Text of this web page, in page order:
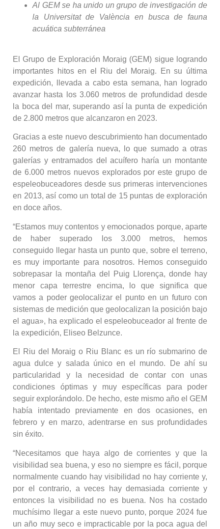
Al GEM se ha unido un grupo de investigación de
la Universitat de València en busca de fauna
acuática subterránea
El Grupo de Exploración Moraig (GEM) sigue logrando
importantes hitos en el Riu del Moraig. En su última
expedición, llevada a cabo esta semana, han logrado
avanzar hasta los 3.060 metros de profundidad desde
la boca del mar, superando así la punta de expedición
de 2.800 metros que alcanzaron en 2023.
Gracias a este nuevo descubrimiento han documentado
260 metros de galería nueva, lo que sumado a otras
galerías y entramados del acuífero haría un montante
de 6.000 metros nuevos explorados por este grupo de
espeleobuceadores desde sus primeras intervenciones
en 2013, así como un total de 15 puntas de exploración
en doce años.
“Estamos muy contentos y emocionados porque, aparte
de haber superado los 3.000 metros, hemos
conseguido llegar hasta un punto que, sobre el terreno,
es muy importante para nosotros. Hemos conseguido
sobrepasar la montaña del Puig Llorença, donde hay
menor capa terrestre encima, lo que significa que
vamos a poder geolocalizar el punto en un futuro con
sistemas de medición que geolocalizan la posición bajo
el agua», ha explicado el espeleobuceador al frente de
la expedición, Eliseo Belzunce.
El Riu del Moraig o Riu Blanc es un río submarino de
agua dulce y salada único en el mundo. De ahí su
particularidad y la necesidad de contar con unas
condiciones óptimas y muy específicas para poder
seguir explorándolo. De hecho, este mismo año el GEM
había intentado previamente en dos ocasiones, en
febrero y en marzo, adentrarse en sus profundidades
sin éxito.
“Necesitamos que haya algo de corrientes y que la
visibilidad sea buena, y eso no siempre es fácil, porque
normalmente cuando hay visibilidad no hay corriente y,
por el contrario, a veces hay demasiada corriente y
entonces la visibilidad no es buena. Nos ha costado
muchísimo llegar a este nuevo punto, porque 2024 fue
un año muy seco e impracticable por la poca agua del